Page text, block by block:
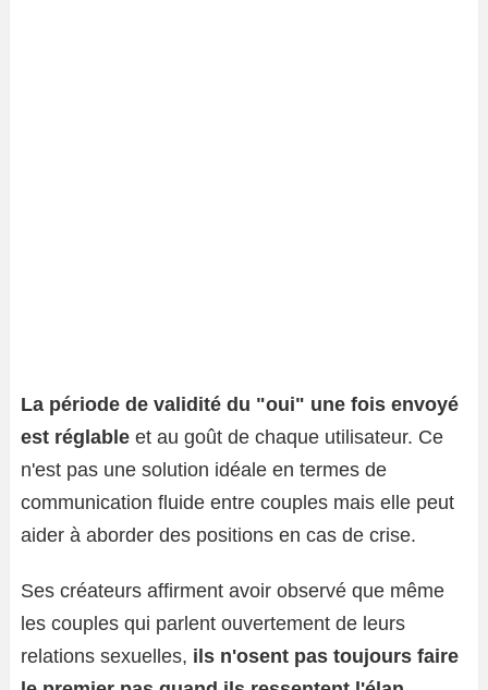
La période de validité du "oui" une fois envoyé
est réglable et au goût de chaque utilisateur. Ce
n'est pas une solution idéale en termes de
communication fluide entre couples mais elle peut
aider à aborder des positions en cas de crise.
Ses créateurs affirment avoir observé que même
les couples qui parlent ouvertement de leurs
relations sexuelles, ils n'osent pas toujours faire